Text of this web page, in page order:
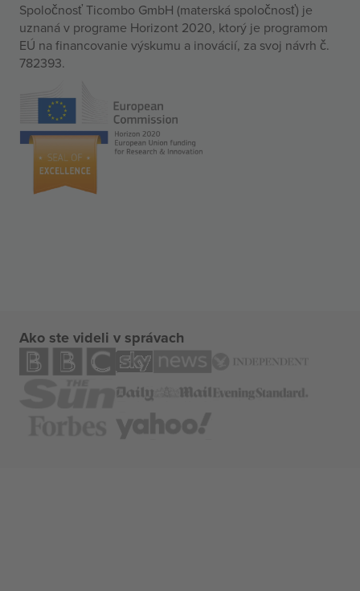
Spoločnosť Ticombo GmbH (materská spoločnosť) je
uznaná v programe Horizont 2020, ktorý je programom
EÚ na financovanie výskumu a inovácií, za svoj návrh č.
782393.
Ako ste videli v správach